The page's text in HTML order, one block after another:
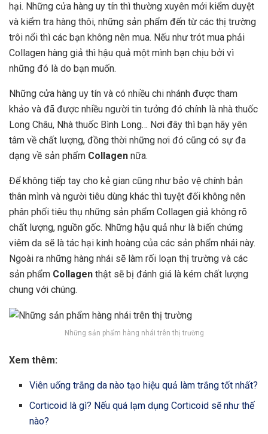
hại. Những cửa hàng uy tín thì thường xuyên mới kiểm duyệt
và kiểm tra hàng thôi, những sản phẩm đến từ các thị trường
trôi nổi thì các bạn không nên mua. Nếu như trót mua phải
Collagen hàng giả thì hậu quả một mình bạn chịu bởi vì
những đó là do bạn muốn.
Những cửa hàng uy tín và có nhiều chi nhánh được tham
khảo và đã được nhiều người tin tưởng đó chính là nhà thuốc
Long Châu, Nhà thuốc Bình Long… Nơi đây thì bạn hãy yên
tâm về chất lượng, đồng thời những nơi đó cũng có sự đa
dạng về sản phẩm Collagen nữa.
Để không tiếp tay cho kẻ gian cũng như bảo vệ chính bản
thân mình và người tiêu dùng khác thì tuyệt đối không nên
phân phối tiêu thụ những sản phẩm Collagen giả không rõ
chất lượng, nguồn gốc. Những hậu quả như là biến chứng
viêm da sẽ là tác hại kinh hoàng của các sản phẩm nhái này.
Ngoài ra những hàng nhái sẽ làm rối loạn thị trường và các
sản phẩm Collagen thật sẽ bị đánh giá là kém chất lượng
chung với chúng.
Những sản phẩm hàng nhái trên thị trường
Xem thêm:
Viên uống trắng da nào tạo hiệu quả làm trắng tốt nhất?
Corticoid là gì? Nếu quá lạm dụng Corticoid sẽ như thế
nào?